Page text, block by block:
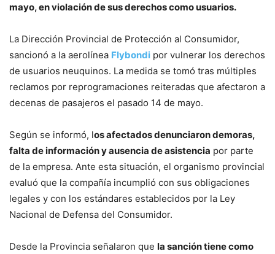
mayo, en violación de sus derechos como usuarios.
La Dirección Provincial de Protección al Consumidor,
sancionó a la aerolínea Flybondi por vulnerar los derechos
de usuarios neuquinos. La medida se tomó tras múltiples
reclamos por reprogramaciones reiteradas que afectaron a
decenas de pasajeros el pasado 14 de mayo.
Según se informó, los afectados denunciaron demoras,
falta de información y ausencia de asistencia por parte
de la empresa. Ante esta situación, el organismo provincial
evaluó que la compañía incumplió con sus obligaciones
legales y con los estándares establecidos por la Ley
Nacional de Defensa del Consumidor.
Desde la Provincia señalaron que la sanción tiene como